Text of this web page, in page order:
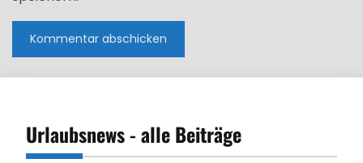
Urlaubsnews - alle Beiträge